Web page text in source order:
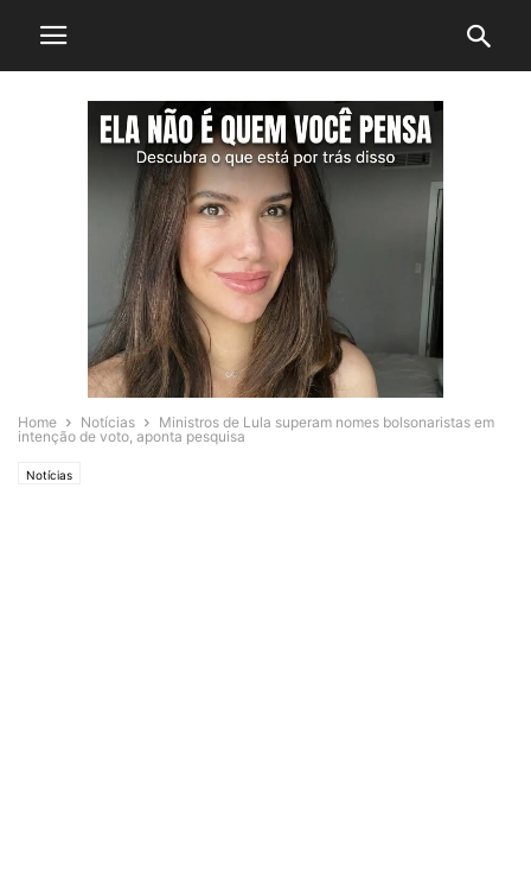
Home Notícias
Ministros de Lula superam nomes bolsonaristas em
intenção de voto, aponta pesquisa
Notícias